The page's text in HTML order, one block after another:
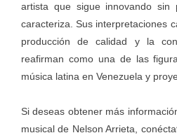
artista que sigue innovando
caracteriza. Sus interpretaciones
producción de calidad y la
reafirman como una de las
música latina en Venezuela y
Si deseas obtener más
musical de Nelson Arrieta,